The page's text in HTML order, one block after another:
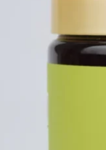
Flutuações
ciclo
afetam.
de